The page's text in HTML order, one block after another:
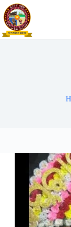
Skip
to
content